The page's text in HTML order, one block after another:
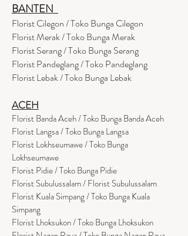
BANTEN
Florist Cilegon / Toko Bunga Cilegon
Florist Merak / Toko Bunga Merak
Florist Serang / Toko Bunga Serang
Florist Pandeglang / Toko Pandeglang
Florist Lebak / Toko Bunga Lebak
ACEH
Florist Banda Aceh / Toko Bunga Banda Aceh
Florist Langsa / Toko Bunga Langsa
Florist Lokhseumawe / Toko Bunga
Lokhseumawe
Florist Pidie / Toko Bunga Pidie
Florist Subulussalam / Florist Subulussalam
Florist Kuala Simpang / Toko Bunga Kuala
Simpang
Florist Lhoksukon / Toko Bunga Lhoksukon